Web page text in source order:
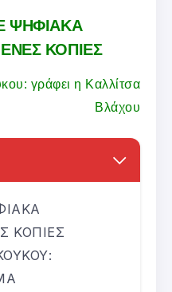
ΨΗΦΙΑΚΑ
ΚΟΠΙΕΣ
γράφει η Καλλίτσα
Βλάχου
ΚΟΠΙΕΣ